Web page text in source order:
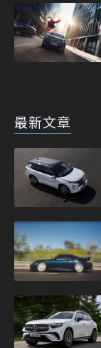
最新文章